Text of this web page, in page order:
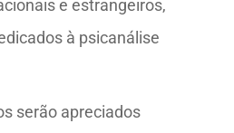
e estrangeiros,
à psicanálise
serão apreciados